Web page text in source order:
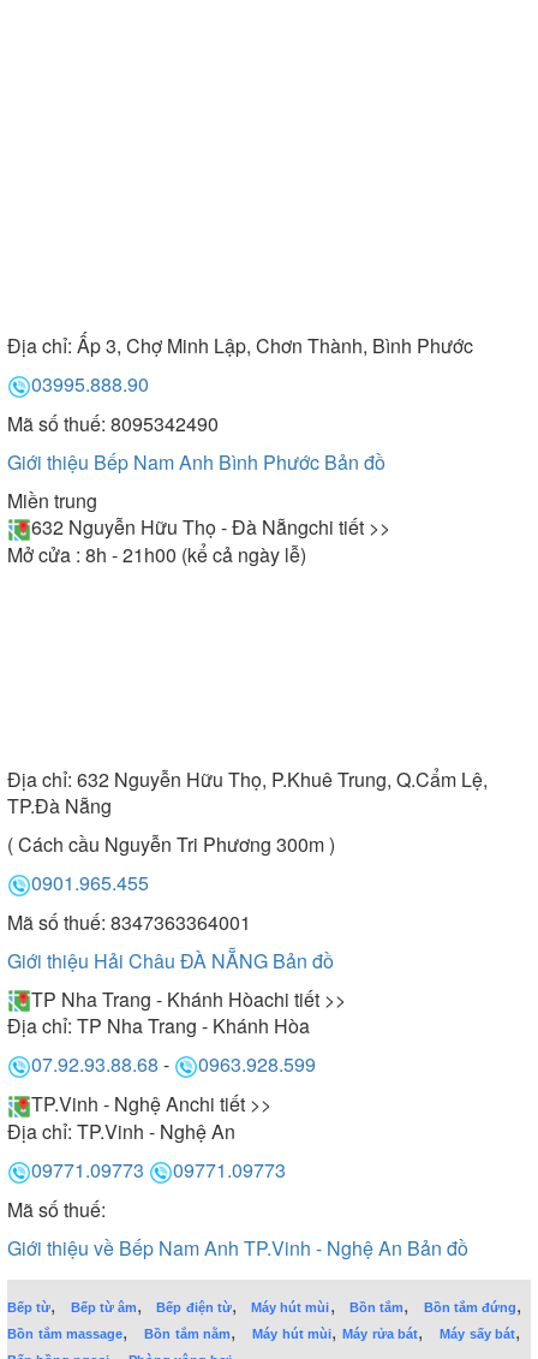
Địa chỉ: Ấp 3, Chợ Minh Lập, Chơn Thành, Bình Phước
03995.888.90
Mã số thuế: 8095342490
Giới thiệu Bếp Nam Anh Bình Phước Bản đồ
Miền trung
632 Nguyễn Hữu Thọ - Đà Nẵngchi tiết >>
Mở cửa : 8h - 21h00 (kể cả ngày lễ)
Địa chỉ: 632 Nguyễn Hữu Thọ, P.Khuê Trung, Q.Cẩm Lệ,
TP.Đà Nẵng
( Cách cầu Nguyễn Tri Phương 300m )
0901.965.455
Mã số thuế: 8347363364001
Giới thiệu Hải Châu ĐÀ NẴNG Bản đồ
TP Nha Trang - Khánh Hòachi tiết >>
Địa chỉ: TP Nha Trang - Khánh Hòa
07.92.93.88.68 -
0963.928.599
TP.Vinh - Nghệ Anchi tiết >>
Địa chỉ: TP.Vinh - Nghệ An
09771.09773
09771.09773
Mã số thuế:
Giới thiệu về Bếp Nam Anh TP.Vinh - Nghệ An Bản đồ
Bếp từ, Bếp từ âm,Bếp điện từ,Máy hút mùi, Bồn tắm, Bồn tắm đứng,
Bồn tắm massage,Bồn tắm nằm,Máy hút mùi,Máy rửa bát,Máy sấy bát,